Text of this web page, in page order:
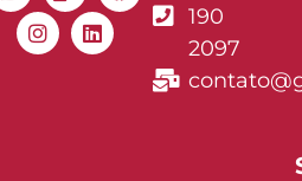
190
2097